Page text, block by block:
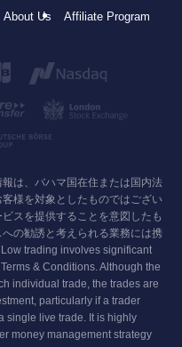
About Us Affiliate Program
は、バハマ国在住または国内法
様を対象としたものではござい
スを提供することを意図したも
の勧誘と考えられる業務には携
trading involves significant
& Conditions. Although the
individual trade, the trades are
particularly if a trader
single live trade. It is highly
money management strategy